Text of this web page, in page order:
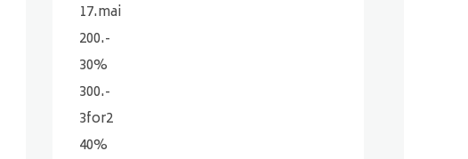
17.mai
200.-
30%
300.-
3for2
40%